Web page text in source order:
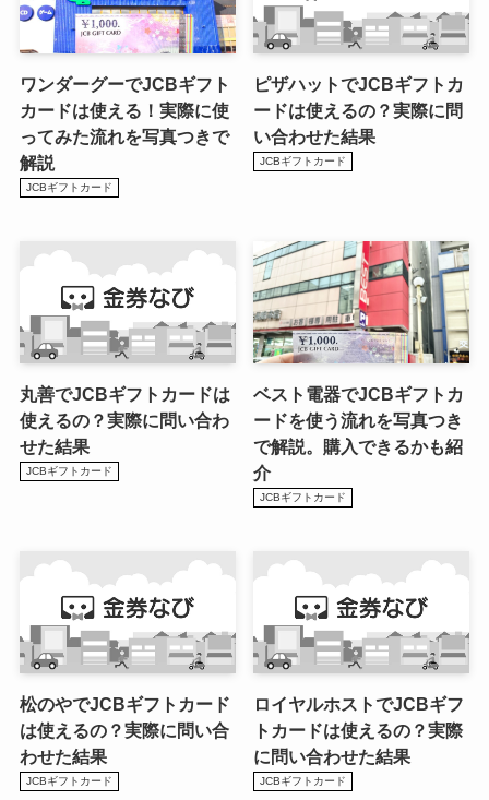
ワンダーグーでJCBギフト
カードは使える！実際に使
ってみた流れを写真つきで
解説
JCBギフトカード
ピザハットでJCBギフトカ
ードは使えるの？実際に問
い合わせた結果
JCBギフトカード
丸善でJCBギフトカードは
使えるの？実際に問い合わ
せた結果
JCBギフトカード
ベスト電器でJCBギフトカ
ードを使う流れを写真つき
で解説。購入できるかも紹
介
JCBギフトカード
松のやでJCBギフトカード
は使えるの？実際に問い合
わせた結果
JCBギフトカード
ロイヤルホストでJCBギフ
トカードは使えるの？実際
に問い合わせた結果
JCBギフトカード